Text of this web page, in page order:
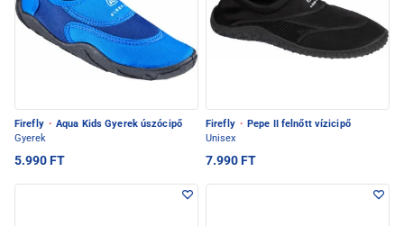
Firefly · Aqua Kids Gyerek úszócipő
Gyerek
5.990 FT
Firefly · Pepe II felnőtt vízicipő
Unisex
7.990 FT